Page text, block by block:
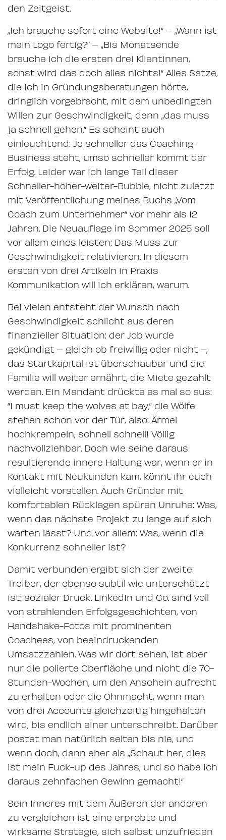
den Zeitgeist.
„Ich brauche sofort eine Website!“ – „Wann ist
mein Logo fertig?“ – „Bis Monatsende
brauche ich die ersten drei Klientinnen,
sonst wird das doch alles nichts!“ Alles Sätze,
die ich in Gründungsberatungen hörte,
dringlich vorgebracht, mit dem unbedingten
Willen zur Geschwindigkeit, denn „das muss
ja schnell gehen.“ Es scheint auch
einleuchtend: Je schneller das Coaching-
Business steht, umso schneller kommt der
Erfolg. Leider war ich lange Teil dieser
Schneller-höher-weiter-Bubble, nicht zuletzt
mit Veröffentlichung meines Buchs „Vom
Coach zum Unternehmer“ vor mehr als 12
Jahren. Die Neuauflage im Sommer 2025 soll
vor allem eines leisten: Das Muss zur
Geschwindigkeit relativieren. In diesem
ersten von drei Artikeln in Praxis
Kommunikation will ich erklären, warum.
Bei vielen entsteht der Wunsch nach
Geschwindigkeit schlicht aus deren
finanzieller Situation: der Job wurde
gekündigt – gleich ob freiwillig oder nicht –,
das Startkapital ist überschaubar und die
Familie will weiter ernährt, die Miete gezahlt
werden. Ein Mandant drückte es mal so aus:
“I must keep the wolves at bay,” die Wölfe
stehen schon vor der Tür, also: Ärmel
hochkrempeln, schnell schnell! Völlig
nachvollziehbar. Doch wie seine daraus
resultierende innere Haltung war, wenn er in
Kontakt mit Neukunden kam, könnt ihr euch
vielleicht vorstellen. Auch Gründer mit
komfortablen Rücklagen spüren Unruhe: Was,
wenn das nächste Projekt zu lange auf sich
warten lässt? Und vor allem: Was, wenn die
Konkurrenz schneller ist?
Damit verbunden ergibt sich der zweite
Treiber, der ebenso subtil wie unterschätzt
ist: sozialer Druck. LinkedIn und Co. sind voll
von strahlenden Erfolgsgeschichten, von
Handshake-Fotos mit prominenten
Coachees, von beeindruckenden
Umsatzzahlen. Was wir dort sehen, ist aber
nur die polierte Oberfläche und nicht die 70-
Stunden-Wochen, um den Anschein aufrecht
zu erhalten oder die Ohnmacht, wenn man
von drei Accounts gleichzeitig hingehalten
wird, bis endlich einer unterschreibt. Darüber
postet man natürlich selten bis nie, und
wenn doch, dann eher als „Schaut her, dies
ist mein Fuck-up des Jahres, und so habe ich
daraus zehnfachen Gewinn gemacht!“
Sein Inneres mit dem Äußeren der anderen
zu vergleichen ist eine erprobte und
wirksame Strategie, sich selbst unzufrieden